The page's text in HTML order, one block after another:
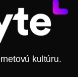
kultúru.